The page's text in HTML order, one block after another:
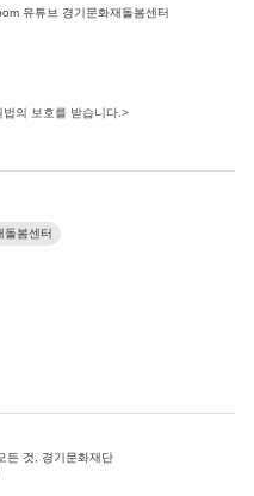
유튜브 경기문화재돌봄센터
의 보호를 받습니다.>
돌봄센터
든 것, 경기문화재단